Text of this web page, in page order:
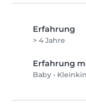
Erfahrung
> 4 Jahre
Erfahrung
Baby •